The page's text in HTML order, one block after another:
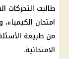
طالبت التحركات
امتحان الكيمياء،
من طبيعة
الامتحانية.